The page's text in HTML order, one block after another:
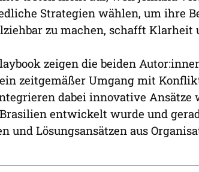
Strategien wählen, um ihre
zu machen, schafft Klarheit
zeigen die beiden
zeitgemäßer Umgang mit
dabei innovative Ansätze
entwickelt wurde und
und Lösungsansätzen aus